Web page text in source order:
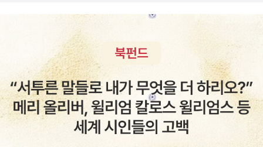
작품 속의 장벽이 실재하기도 한다. 미국만 그러겠는가. 유럽도, 중국
도, 우리나라도. 우리만의 안전을 추구하고 있지 않은가. 암울할 것이
분명한 우리의 미래. 라캉식 독법으로 헤겔을 읽는 일에 특화된 철학
자가 작물 수확에 대해 고민하면서 얻게 된 해답은 미래에 대한 새로
운 상을 제시해 줄 수 있을까. 읽어보고 판단하자. 일단, 지금은 고독
의 시간. 캐럴라인 냅에게로 간다.
불쑥 떠오를 때가 있다. 뭐가 계기가 된건지 모르겠지만 불쑥 떠오르
는 과거들 때문에 즐거워서 웃기도 하지만 쪽팔려서 머리를 쥐어 뜯
기도 하고 어떤 건 너무 싫은 기억이라서 내가 내 가슴을 주먹으로 때
리기도 한다. 그 때 그 짓은 너무 못된 짓이었어, 왜 그런 짓을 했어,
아무리 철이 없어도 그렇지, 과거의 어느 한 때 어린 시절이어도 그 기
억이 내게 있는게 싫은 거다. 그렇게 나쁜 기억에 사로 잡히면 거기에
이탈로 칼비노가 보낸 큼지막한 이야기 바구니가 있다. 복숭아, 살구
천도복숭아, 무화과, 다 있다. 그것이 《우주만화》의 개요이다.”(369
쪽). 서평을 이렇게 쓸 수 있다니 정말 대단하지 않은가? 당장 이탈로
칼비노의 책이 읽고 싶어진다. 마거릿 드래블의 작품을 언급하면서
그녀는 “근본적으로 솔직하지만 즐겁도록 절묘하기도 한 강렬한 서
사 추진력, 선명하지만 대부분 말로 하지 않는 도덕적 부담, 사회와 젠
더와 예절과 유행에 대한 적확하고도 즐거운 관찰, 어쩌면 성격이 곧
운명인지도 모를 강렬한 개성을 갖춘 등장인물들. 세상에, 내가 지금
새벽배송을 선택하는데, 물건을 낮에 받겠다는 나 같은 사람을 위해
차량이 이동하는 것 자체가 회사 입장으로서는 낭비다. 결국 주문을
포기했다. 나는 주로 한살림과 동네마트를 이용한다. 동네슈퍼는 없
어진 지 오래고 대기업 이름을 가진 동네마트다. 우리 집 식구들이 많
이 먹지 않는 편이기는 하지만, 그래도 중고등학교 아이들이 둘인지
라 이것저것 사다 보면 장바구니 하나로는 어림도 없다. 과일에 간식
거리까지 더하면 손이 두 개로는 부족하다. 이 짐을 다 들고 언덕길을
오를 수가 없다. 오를 수는 있지만, 너무 힘들다. 그러니, 나는 장 볼
시시해 보였다, 죄송하게도. 『시녀 이야기』도 물론 좋지만 <미친 아
담 시리즈>는 정말 미치도록 좋다. 『그레이스』도, 『증언들』도, 읽기
힘들었던 『눈먼 암살자』도 완벽했다. 그녀의 소설은 완벽하다. 완벽
하다는 것이 그녀 소설의 특징이라면 특징이다. 『킨』과 『블러드 차일
드』를 읽었을 뿐이지만, 옥타비아 버틀러가 선사하는 서늘함과 공포
는 그녀의 글을 읽기 전에는 알지 못했던 느낌이다. 어쩌면 그녀가 글